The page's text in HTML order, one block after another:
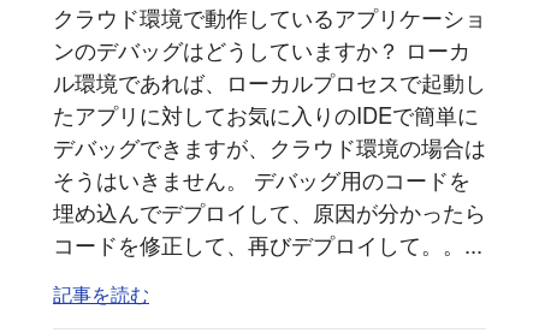
クラウド環境で動作しているアプリケーショ
ンのデバッグはどうしていますか？ ローカ
ル環境であれば、ローカルプロセスで起動し
たアプリに対してお気に入りのIDEで簡単に
デバッグできますが、クラウド環境の場合は
そうはいきません。 デバッグ用のコードを
埋め込んでデプロイして、原因が分かったら
コードを修正して、再びデプロイして。。...
記事を読む